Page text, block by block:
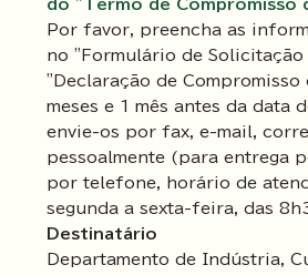
do "Termo de Compromisso
Por favor, preencha as
no "Formulário de Solicitação
"Declaração de Compromisso
meses e 1 mês antes da data
envie-os por fax, e-mail,
pessoalmente (para entrega
por telefone, horário de
segunda a sexta-feira, das
Destinatário
Departamento de Indústria,